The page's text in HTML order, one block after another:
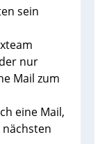
sein
nur
Mail zum
eine Mail,